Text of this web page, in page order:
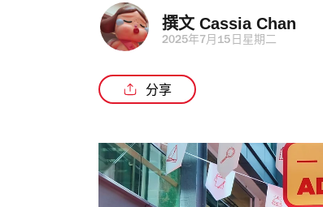
撰文 Cassia Chan
2025年7月15日星期二
分享